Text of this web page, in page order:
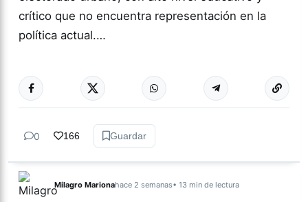
crítico que no encuentra representación en la
política actual.…
POLÍTICA Más
0 166 Guardar
Milagro Marionahace 2 semanas• 13 min de lectura